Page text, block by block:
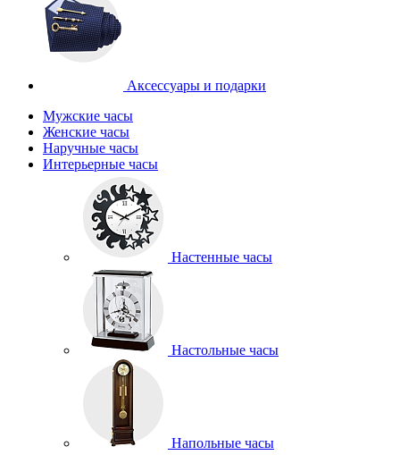
Аксессуары и подарки
Мужские часы
Женские часы
Наручные часы
Интерьерные часы
Настенные часы
Настольные часы
Напольные часы